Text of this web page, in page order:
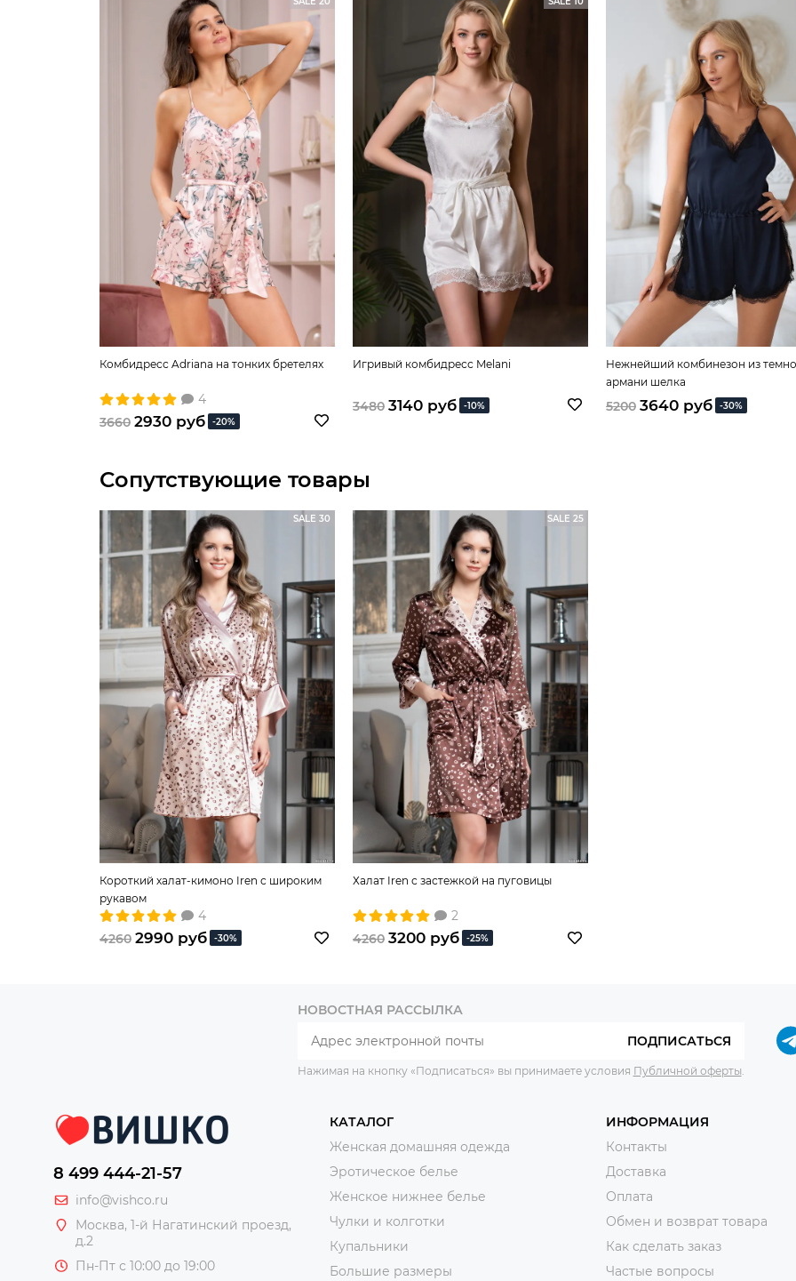
Комбидресс Adriana на тонких бретелях
4
3660 2930 руб -20%
Игривый комбидресс Melani
3480 3140 руб -10%
Нежнейший комбинезон из
армани шелка
5200 3640 руб -30%
Сопутствующие товары
SALE 30
Короткий халат-кимоно Iren с широким
рукавом
4
4260 2990 руб -30%
SALE 25
Халат Iren с застежкой на пуговицы
2
4260 3200 руб -25%
НОВОСТНАЯ РАССЫЛКА
ПОДПИСАТЬСЯ
Нажимая на кнопку «Подписаться» вы принимаете условия Публичной оферты.
8 499 444-21-57
info@vishco.ru
Москва, 1-й Нагатинский проезд,
д.2
Пн-Пт с 10:00 до 19:00
КАТАЛОГ
Женская домашняя одежда
Эротическое белье
Женское нижнее белье
Чулки и колготки
Купальники
Большие размеры
ИНФОРМАЦИЯ
Контакты
Доставка
Оплата
Обмен и возврат товара
Как сделать заказ
Частые вопросы